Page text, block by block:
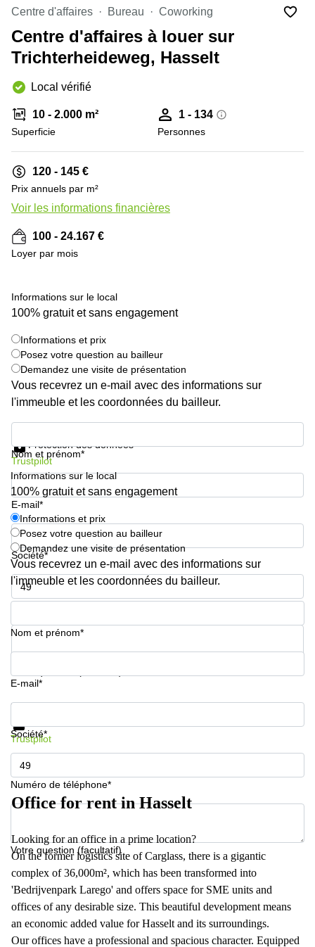
la
Neuve
Wavre
Centre
d'affaires
Anvers
Centre
Gand
Centre
d'affaires
Ville de
Bruxelles
Coworking
Ixelles
Coworking
Coworking
Tournai
conférence
Bruxelles
Centre d'affaires Bureau Coworking
Centre d'affaires à louer sur
Trichterheideweg, Hasselt
Local vérifié
10 - 2.000 m²
Superficie
1 - 134
Personnes
120 - 145 €
Prix annuels par m²
Voir les informations financières
100 - 24.167 €
Loyer par mois
Informations sur le local
100% gratuit et sans engagement
Informations et prix
Posez votre question au bailleur
Demandez une visite de présentation
Vous recevrez un e-mail avec des informations sur
l'immeuble et les coordonnées du bailleur.
Nom et prénom*
E-mail*
Société*
Numéro de téléphone*
Protection des données
Trustpilot
Informations sur le local
100% gratuit et sans engagement
Informations et prix
Posez votre question au bailleur
Demandez une visite de présentation
Vous recevrez un e-mail avec des informations sur
l'immeuble et les coordonnées du bailleur.
Nom et prénom*
E-mail*
Société*
Numéro de téléphone*
Votre question (facultatif)
Informations et prix
Trustpilot
Office for rent in Hasselt
Looking for an office in a prime location?
On the former logistics site of Carglass, there is a gigantic
complex of 36,000m², which has been transformed into
'Bedrijvenpark Larego' and offers space for SME units and
offices of any desirable size. This beautiful development means
an economic added value for Hasselt and its surroundings.
Our offices have a professional and spacious character. Equipped